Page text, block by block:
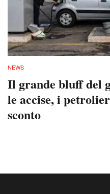
NEWS
Il grande bluff del
le accise, i
sconto